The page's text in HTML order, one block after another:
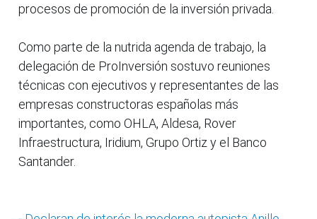
procesos de promoción de la inversión privada.
Como parte de la nutrida agenda de trabajo, la
delegación de ProInversión sostuvo reuniones
técnicas con ejecutivos y representantes de las
empresas constructoras españolas más
importantes, como OHLA, Aldesa, Rover
Infraestructura, Iridium, Grupo Ortiz y el Banco
Santander.